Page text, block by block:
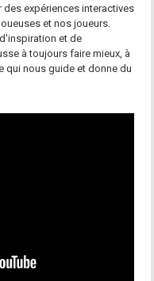
expériences interactives
et nos joueurs.
et de
à toujours faire mieux, à
qui nous guide et donne du